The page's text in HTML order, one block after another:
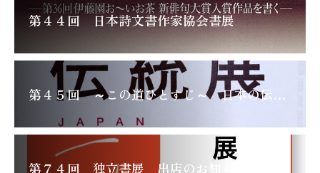
第４４回 日本詩文書作家協会書展
第４５回 ～この道ひとすじ～ 日本の伝統展
第７４回 独立書展 出店のお知らせ